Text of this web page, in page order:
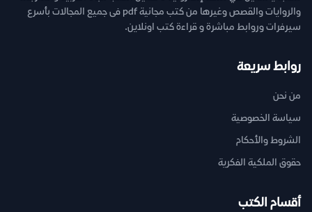
والروايات والقصص وغيرها من كتب مجانية pdf فى جميع المجالات بأسرع
سيرفرات وروابط مباشرة و قراءة كتب اونلاين.
روابط سريعة
من نحن
سياسة الخصوصية
الشروط والأحكام
حقوق الملكية الفكرية
أقسام الكتب